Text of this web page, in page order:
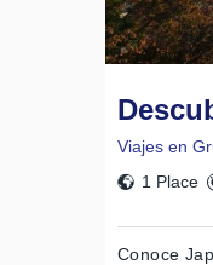
Viajes en
1 Place
Conoce